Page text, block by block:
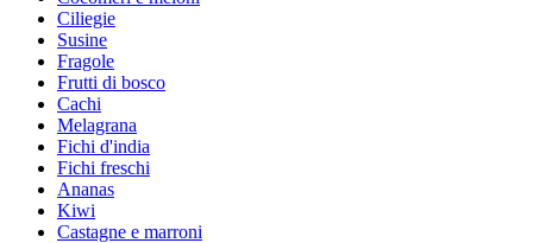
Ciliegie
Susine
Fragole
Frutti di bosco
Cachi
Melagrana
Fichi d'india
Fichi freschi
Ananas
Kiwi
Castagne e marroni